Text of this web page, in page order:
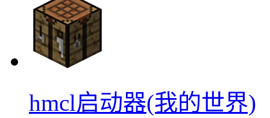
hmcl启动器(我的世界)